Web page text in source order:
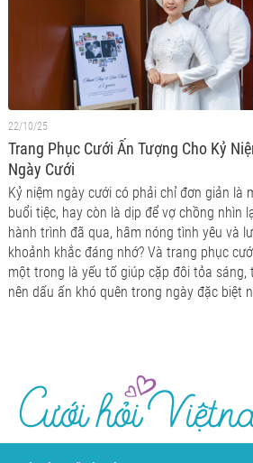
22/10/25
Trang Phục Cưới Ấn Tượng Cho Kỷ
Ngày Cưới
Kỷ niệm ngày cưới có phải chỉ đơn giản là
buổi tiệc, hay còn là dịp để vợ chồng nhìn
hành trình đã qua, hâm nóng tình yêu và
khoảnh khắc đáng nhớ? Và trang phục
một trong là yếu tố giúp cặp đôi tỏa sáng,
nên dấu ấn khó quên trong ngày đặc biệt